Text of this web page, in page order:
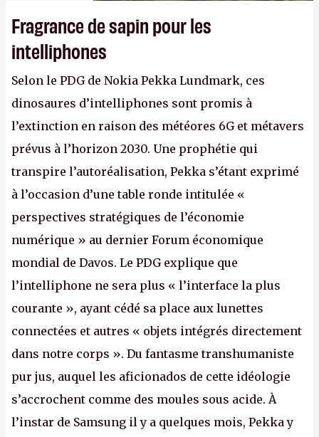
Fragrance de sapin pour les
intelliphones
Selon le PDG de Nokia Pekka Lundmark, ces
dinosaures d’intelliphones sont promis à
l’extinction en raison des météores 6G et métavers
prévus à l’horizon 2030. Une prophétie qui
transpire l’autoréalisation, Pekka s’étant exprimé
à l’occasion d’une table ronde intitulée «
perspectives stratégiques de l’économie
numérique » au dernier Forum économique
mondial de Davos. Le PDG explique que
l’intelliphone ne sera plus « l’interface la plus
courante », ayant cédé sa place aux lunettes
connectées et autres « objets intégrés directement
dans notre corps ». Du fantasme transhumaniste
pur jus, auquel les aficionados de cette idéologie
s’accrochent comme des moules sous acide. À
l’instar de Samsung il y a quelques mois, Pekka y